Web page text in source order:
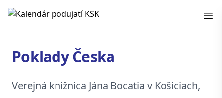
Kalendár podujatí KSK
Poklady Česka
Verejná knižnica Jána Bocatia v Košiciach,